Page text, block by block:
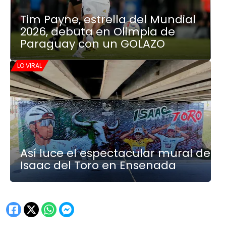
Tim Payne, estrella del Mundial
2026, debuta en Olimpia de
Paraguay con un GOLAZO
LO VIRAL
Así luce el espectacular mural de
Isaac del Toro en Ensenada